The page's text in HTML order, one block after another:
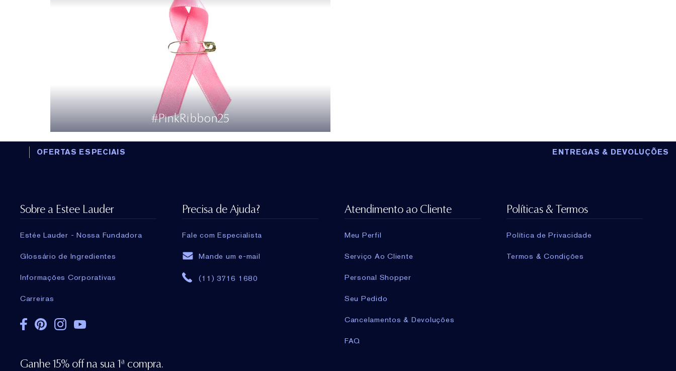
#PinkRibbon25
OFERTAS ESPECIAIS ENTREGAS & DEVOLUÇÕES
Sobre a Estee Lauder
Estée Lauder - Nossa Fundadora
Glossário de Ingredientes
Informações Corporativas
Carreiras
Precisa de Ajuda?
Fale com Especialista
Mande um e-mail
(11) 3716 1680
Atendimento ao Cliente
Meu Perfil
Serviço Ao Cliente
Personal Shopper
Seu Pedido
Cancelamentos & Devoluções
FAQ
Políticas & Termos
Política de Privacidade
Termos & Condições
Ganhe 15% off na sua 1ª compra.